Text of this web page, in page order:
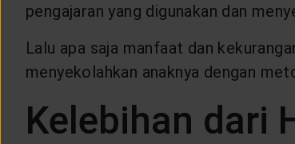
pengajaran yang digunakan dan
Lalu apa saja manfaat dan
menyekolahkan anaknya dengan
Kelebihan dari
CUSTOMER SERVICE
ARTICLE & NEWS
ABOUT GENERALI